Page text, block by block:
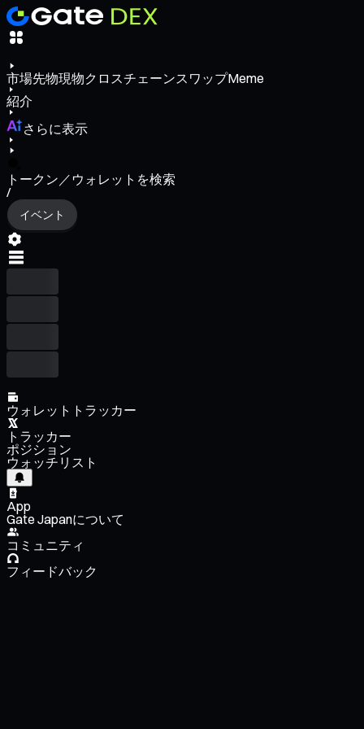
市場先物現物クロスチェーンスワップMeme
紹介
さらに表示
トークン／ウォレットを検索
/
イベント
ウォレットトラッカー
トラッカー
ポジション
ウォッチリスト
App
Gate Japanについて
コミュニティ
フィードバック